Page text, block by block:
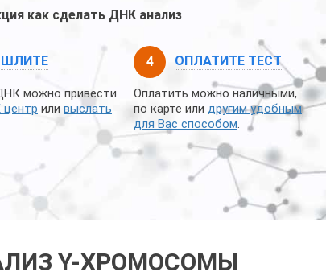
как сделать ДНК анализ
можно привести
или выслать
ОПЛАТИТЕ ТЕСТ
Оплатить можно наличными,
по карте или другим удобным
для Вас способом.
Y-ХРОМОСОМЫ